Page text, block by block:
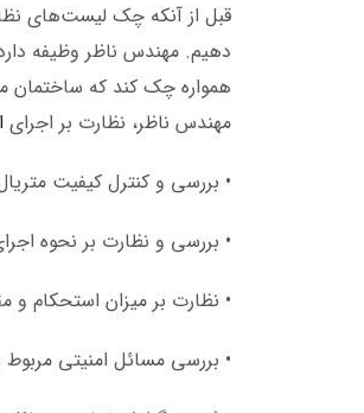
قبل از آنکه چک لیست‌های
دهیم. مهندس ناظر وظیفه
همواره چک کند که ساختمان
مهندس ناظر، نظارت بر اجرای
• بررسی و کنترل کیفیت
• بررسی و نظارت بر نحوه
• نظارت بر میزان استحکام
• بررسی مسائل امنیتی مربوط